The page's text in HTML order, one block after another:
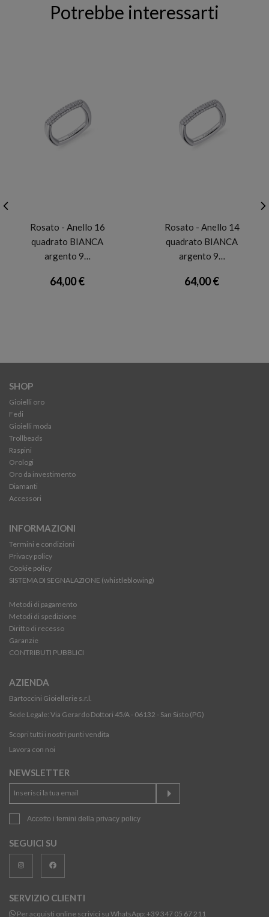
Potrebbe interessarti
Rosato - Anello 16
quadrato BIANCA
argento 9…
64,00 €
Rosato - Anello 14
quadrato BIANCA
argento 9…
64,00 €
SHOP
Gioielli oro
Fedi
Gioielli moda
Trollbeads
Raspini
Orologi
Oro da investimento
Diamanti
Accessori
INFORMAZIONI
Termini e condizioni
Privacy policy
Cookie policy
SISTEMA DI SEGNALAZIONE (whistleblowing)
Metodi di pagamento
Metodi di spedizione
Diritto di recesso
Garanzie
CONTRIBUTI PUBBLICI
AZIENDA
Bartoccini Gioiellerie s.r.l.
Sede Legale: Via Gerardo Dottori 45/A - 06132 - San Sisto (PG)
Scopri tutti i nostri punti vendita
Lavora con noi
NEWSLETTER
Accetto i temini della privacy policy
SEGUICI SU
SERVIZIO CLIENTI
Per acquisti online scrivici su WhatsApp: +39 347 05 67 211